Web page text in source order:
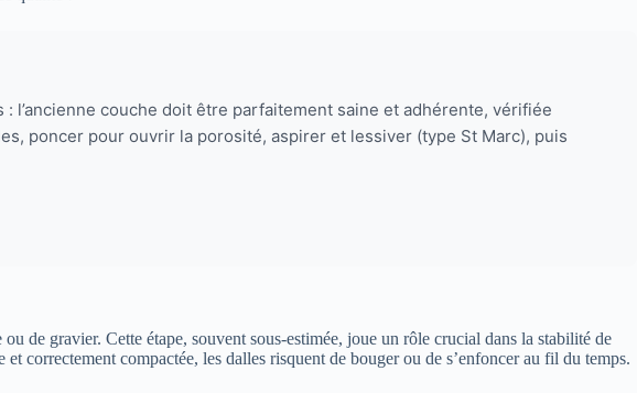
couche doit être parfaitement saine et adhérente, vérifiée
poncer pour ouvrir la porosité, aspirer et lessiver (type St Marc), puis
de gravier. Cette étape, souvent sous-estimée, joue un rôle crucial dans la stabilité de
correctement compactée, les dalles risquent de bouger ou de s’enfoncer au fil du temps.